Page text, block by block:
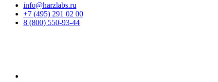
info@harzlabs.ru
+7 (495) 291 02 00
8 (800) 550-93-44